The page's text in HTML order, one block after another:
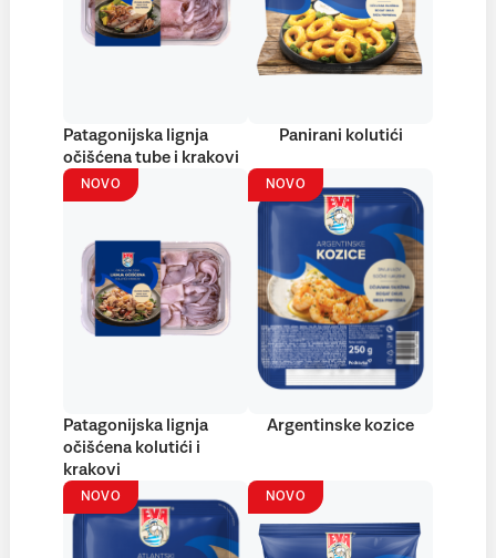
Patagonijska lignja
očišćena tube i krakovi
Panirani kolutići
NOVO
Patagonijska lignja
očišćena kolutići i
krakovi
NOVO
Argentinske kozice
NOVO NOVO